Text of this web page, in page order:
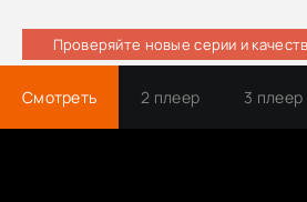
Проверяйте новые серии и
Смотреть 2 плеер 3 плеер